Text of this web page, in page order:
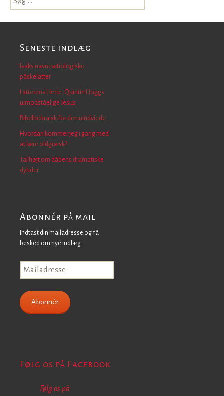
efter:
Seneste indlæg
Isaks navneætiologiske
påskelatter
Latterens Herre. Quintin Hoggs
uimodståelige Jesus
Bibelhebraisk for den uindviede
Hvordan kommer jeg i gang med
at lære oldgræsk?
Tal højt om dåbens dramatiske
dybder
Abonnér på mail
Indtast din mailadresse og få
besked om nye indlæg.
Mailadresse
Abonnér
Følg os på Facebook
Følg os på